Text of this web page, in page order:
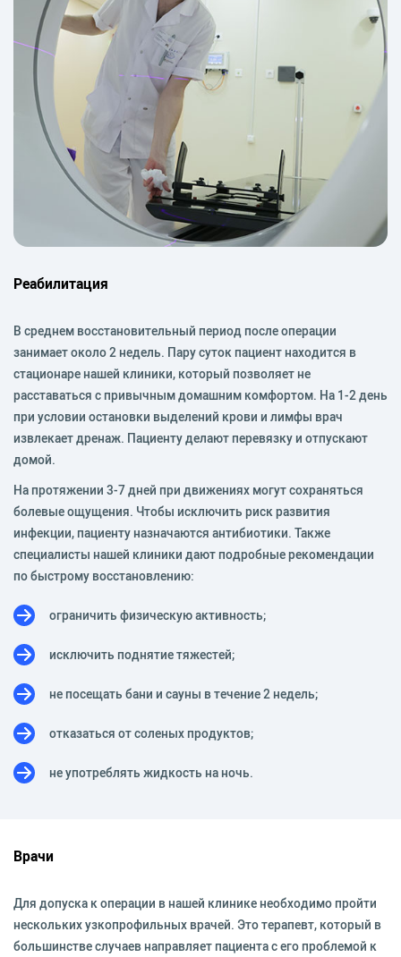
Реабилитация
В среднем восстановительный период после операции
занимает около 2 недель. Пару суток пациент находится в
стационаре нашей клиники, который позволяет не
расставаться с привычным домашним комфортом. На 1-2 день
при условии остановки выделений крови и лимфы врач
извлекает дренаж. Пациенту делают перевязку и отпускают
домой.
На протяжении 3-7 дней при движениях могут сохраняться
болевые ощущения. Чтобы исключить риск развития
инфекции, пациенту назначаются антибиотики. Также
специалисты нашей клиники дают подробные рекомендации
по быстрому восстановлению:
ограничить физическую активность;
исключить поднятие тяжестей;
не посещать бани и сауны в течение 2 недель;
отказаться от соленых продуктов;
не употреблять жидкость на ночь.
Врачи
Для допуска к операции в нашей клинике необходимо пройти
нескольких узкопрофильных врачей. Это терапевт, который в
большинстве случаев направляет пациента с его проблемой к